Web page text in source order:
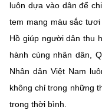
luôn dựa vào dân để
tem mang màu sắc
Hồ giúp người dân thu
hành cùng nhân dân,
Nhân dân Việt Nam
không chỉ trong những
trong thời bình.